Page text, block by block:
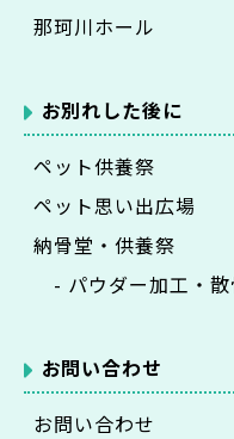
那珂川ホール
お別れした後に
ペット供養祭
ペット思い出広場
納骨堂・供養祭
- パウダー加工・散
お問い合わせ
お問い合わせ